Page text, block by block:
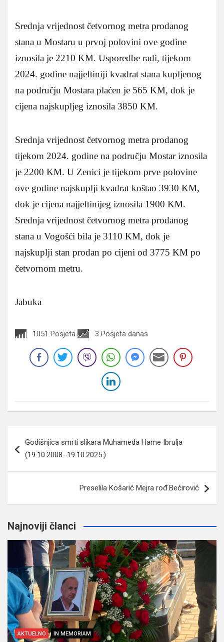
Srednja vrijednost četvornog metra prodanog
stana u Mostaru u prvoj polovini ove godine
iznosila je 2210 KM. Usporedbe radi, tijekom
2024. godine najjeftiniji kvadrat stana kupljenog
na području Mostara plaćen je 565 KM, dok je
cijena najskupljeg iznosila 3850 KM.
Srednja vrijednost četvornog metra prodanog
tijekom 2024. godine na području Mostar iznosila
je 2200 KM. U Zenici je tijekom prve polovine
ove godine najskuplji kvadrat koštao 3930 KM,
dok je cijena najjeftinijeg iznosila 1900 KM.
Srednja vrijednost četvornog metra prodanog
stana u Vogošći bila je 3110 KM, dok je
najskuplji stan prodan po cijeni od 3775 KM po
četvornom metru.
Jabuka
1051 Posjeta 3 Posjeta danas
članaka
Godišnjica smrti slikara Muhameda Hame Ibrulja
(19.10.2008.-19.10.2025.)
Preselila Košarić Mejra rođ.Bećirović
Najnoviji članci
AKTUELNO IN MEMORIAM